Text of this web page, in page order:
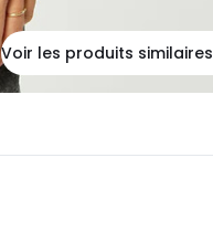
Voir les produits similaires